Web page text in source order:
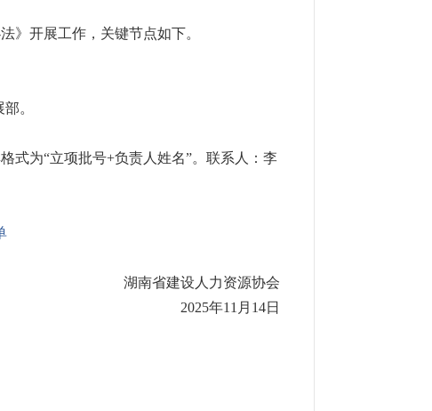
》开展工作，关键节点如下。
。
式为“立项批号+负责人姓名”。联系人：李
湖南省建设人力资源协会
2025年11月14日